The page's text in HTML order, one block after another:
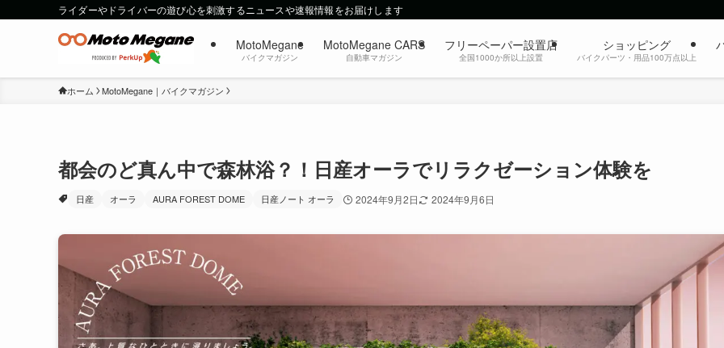
ライダーやドライバーの遊び心を刺激するニュースや速報情報をお届けします
MotoMegane
バイクマガジン
MotoMegane CARS
自動車マガジン
フリーペーパー設置店
全国1000か所以上設置
ショッピング
バイクパーツ・用品100万点以上
ホーム MotoMegane｜バイクマガジン
都会のど真ん中で森林浴？！日産オーラでリラクゼーション体験を
日産 オーラ AURA FOREST DOME 日産ノート オーラ 2024年9月2日 2024年9月6日